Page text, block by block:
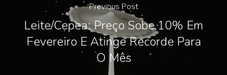
Previous Post
Leite/Cepea: Preço Sobe 10% Em
Fevereiro E Atinge Recorde Para
O Mês